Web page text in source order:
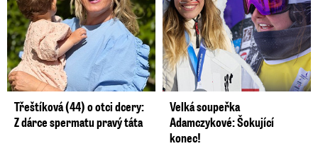
Třeštíková (44) o otci dcery:
Z dárce spermatu pravý táta
Velká soupeřka
Adamczykové: Šokující
konec!